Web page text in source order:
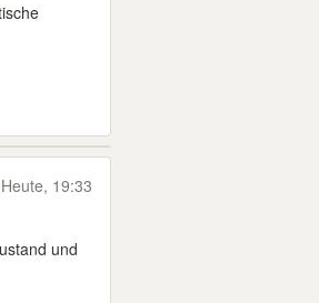
Heute, 19:33
und